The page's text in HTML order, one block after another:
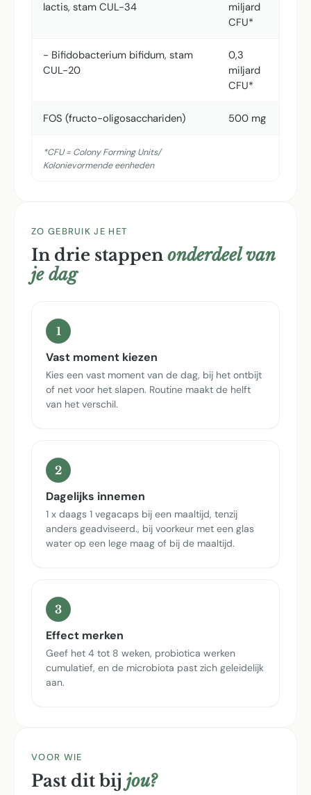
lactis, stam CUL-34
miljard
CFU*
- Bifidobacterium bifidum, stam
CUL-20
0,3
miljard
CFU*
FOS (fructo-oligosacchariden) 500 mg
*CFU = Colony Forming Units/
Kolonievormende eenheden
ZO GEBRUIK JE HET
In drie stappen onderdeel van
je dag
1
Vast moment kiezen
Kies een vast moment van de dag, bij het ontbijt
of net voor het slapen. Routine maakt de helft
van het verschil.
2
Dagelijks innemen
1 x daags 1 vegacaps bij een maaltijd, tenzij
anders geadviseerd., bij voorkeur met een glas
water op een lege maag of bij de maaltijd.
3
Effect merken
Geef het 4 tot 8 weken, probiotica werken
cumulatief, en de microbiota past zich geleidelijk
aan.
VOOR WIE
Past dit bij jou?